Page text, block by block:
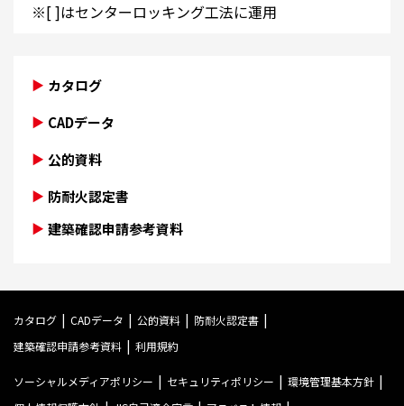
※[ ]はセンターロッキング工法に運用
カタログ
CADデータ
公的資料
防耐火認定書
建築確認申請参考資料
カタログ CADデータ 公的資料
防耐火認定書
建築確認申請参考資料
利用規約
ソーシャルメディアポリシー セキュリティポリシー
環境管理基本方針